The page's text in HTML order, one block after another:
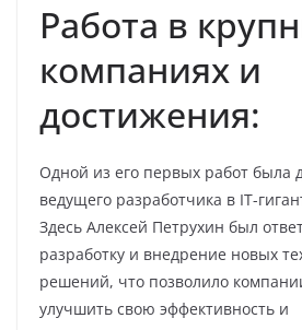
Работа в
компаниях и
достижения:
Одной из его первых работ была
ведущего разработчика в IT-
Здесь Алексей Петрухин был
разработку и внедрение новых
решений, что позволило
улучшить свою эффективность и